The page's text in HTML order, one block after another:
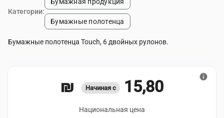
Категории:
Бумажные полотенца
Бумажные полотенца Touch, 6 двойных рулонов.
Начиная с 15,80 ₪
Национальная цена
info